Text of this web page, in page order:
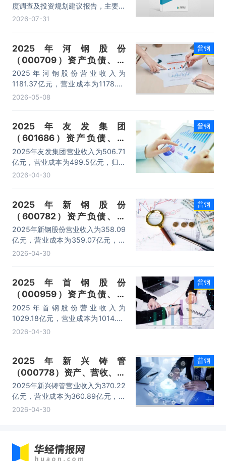
度调查及投资规划建议报告，主要包
括行业运行整体现况分析、发展形势
2026-07-31
2025年河钢股份
（000709）资产负债、营
收、成本利润及主营产品（板
材）数据统计
2025年河钢股份营业收入为
1181.37亿元，营业成本为1178.94
亿元，归母公司净利润为10.02亿
2026-05-08
普钢
2025年友发集团
（601686）资产负债、营
收、成本利润及主营产品（镀
锌钢管、焊接钢管）数据统计
2025年友发集团营业收入为506.71
亿元，营业成本为499.5亿元，归母
公司净利润为6.8亿元，总资产为
2026-04-30
普钢
2025年新钢股份
（600782）资产负债、营
收、成本利润及主营产品（中
厚板、热轧板卷、其他（钢绞
线等））数据统计
2025年新钢股份营业收入为358.09
亿元，营业成本为359.07亿元，归
母公司净利润为4445.01万元，总资
2026-04-30
普钢
2025年首钢股份
（000959）资产负债、营
收、成本利润及主营产品（冷
轧、热轧、其他钢铁产品）数
据统计
2025年首钢股份营业收入为
1029.18亿元，营业成本为1014.86
亿元，归母公司净利润为9.96亿
2026-04-30
普钢
2025年新兴铸管
（000778）资产、营收、成
本利润及主营产品（铸管及铸
造产品、优特钢、普钢）数据
统计
2025年新兴铸管营业收入为370.22
亿元，营业成本为360.89亿元，归
母公司净利润为9.47亿元，总资产
2026-04-30
普钢